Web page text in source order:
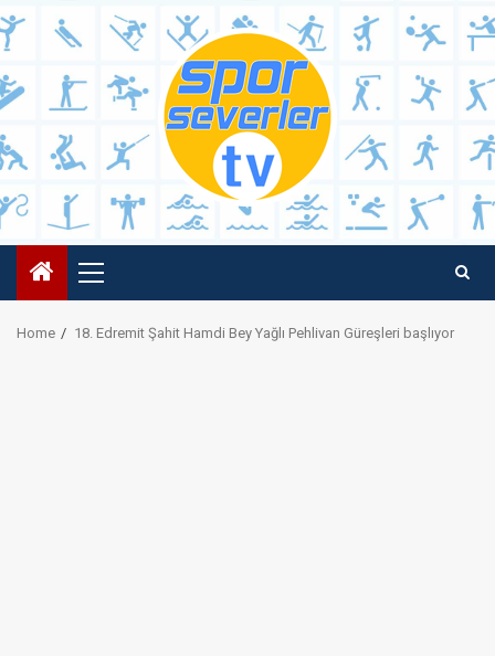
Skip
to
Primary
Menu
Home 18. Edremit Şahit Hamdi Bey Yağlı Pehlivan Güreşleri başlıyor